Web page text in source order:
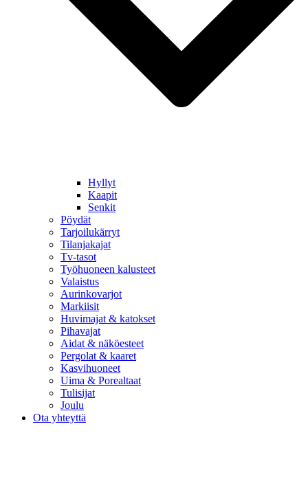
Hyllyt
Kaapit
Senkit
Pöydät
Tarjoilukärryt
Tilanjakajat
Tv-tasot
Työhuoneen kalusteet
Valaistus
Aurinkovarjot
Markiisit
Huvimajat & katokset
Pihavajat
Aidat & näköesteet
Pergolat & kaaret
Kasvihuoneet
Uima & Porealtaat
Tulisijat
Joulu
Ota yhteyttä